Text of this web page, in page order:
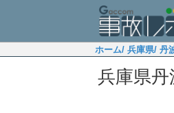
ホーム/ 兵庫県/ 丹
兵庫県